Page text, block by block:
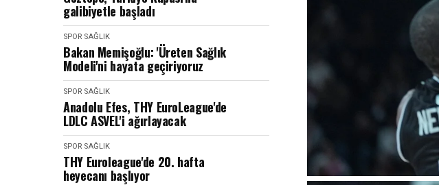
galibiyetle başladı
SPOR SAĞLIK
Bakan Memişoğlu: 'Üreten Sağlık
Modeli'ni hayata geçiriyoruz
SPOR SAĞLIK
Anadolu Efes, THY EuroLeague'de
LDLC ASVEL'i ağırlayacak
SPOR SAĞLIK
THY Euroleague'de 20. hafta
heyecanı başlıyor